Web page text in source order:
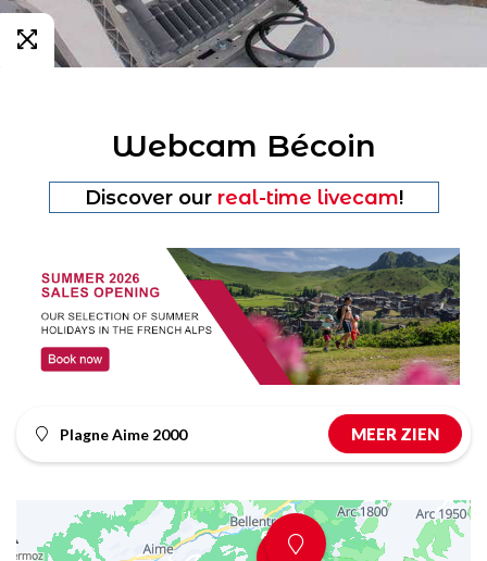
Webcam Bécoin
Discover our real-time livecam!
Plagne Aime 2000 MEER ZIEN